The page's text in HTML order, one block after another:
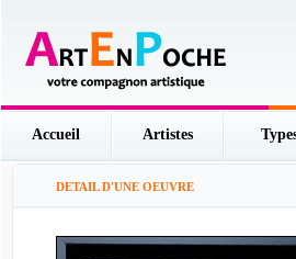
Accueil Artistes
DETAIL D'UNE OEUVRE